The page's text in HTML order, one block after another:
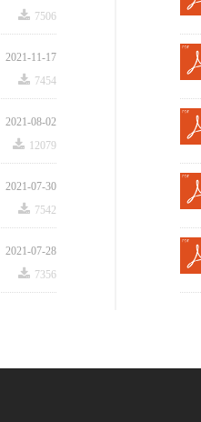
끂 7506
2021-11-17
끂 7454
2021-08-02
끂 12079
2021-07-30
끂 7542
2021-07-28
끂 7356